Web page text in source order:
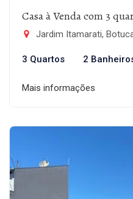
Casa à Venda com 3
Jardim Itamarati,
3 Quartos 2
Mais informações